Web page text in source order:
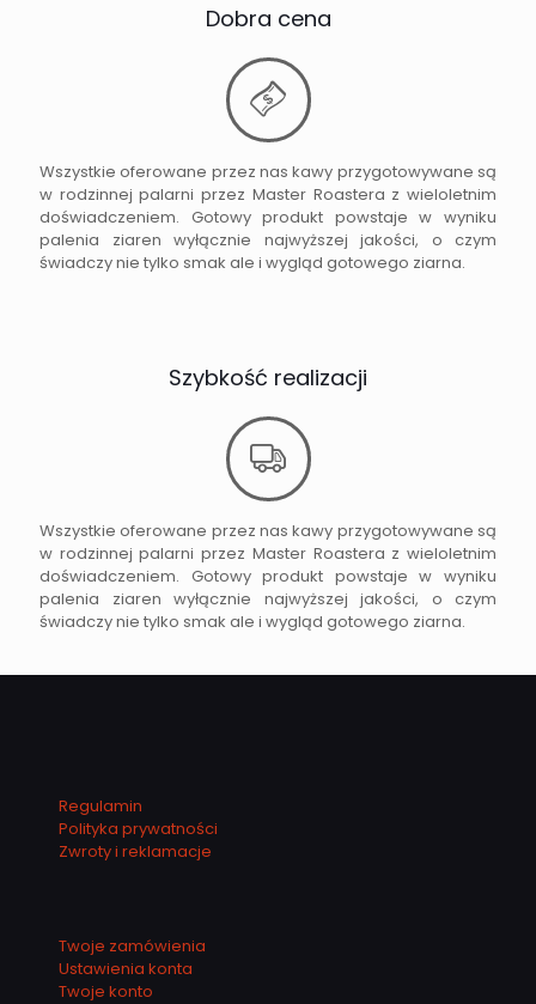
Dobra cena
Wszystkie oferowane przez nas kawy przygotowywane są
w rodzinnej palarni przez Master Roastera z wieloletnim
doświadczeniem. Gotowy produkt powstaje w wyniku
palenia ziaren wyłącznie najwyższej jakości, o czym
świadczy nie tylko smak ale i wygląd gotowego ziarna.
Szybkość realizacji
Wszystkie oferowane przez nas kawy przygotowywane są
w rodzinnej palarni przez Master Roastera z wieloletnim
doświadczeniem. Gotowy produkt powstaje w wyniku
palenia ziaren wyłącznie najwyższej jakości, o czym
świadczy nie tylko smak ale i wygląd gotowego ziarna.
Regulamin
Polityka prywatności
Zwroty i reklamacje
Twoje zamówienia
Ustawienia konta
Twoje konto